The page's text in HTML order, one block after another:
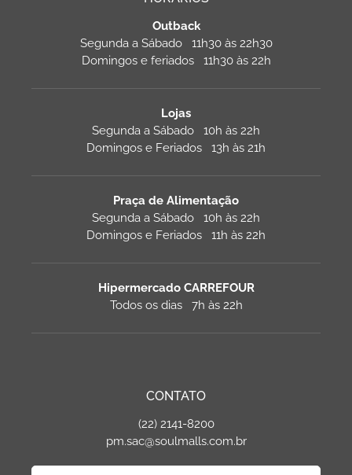
Outback
Segunda a Sábado 11h30 às 22h30
Domingos e feriados 11h30 às 22h
Lojas
Segunda a Sábado 10h às 22h
Domingos e Feriados 13h às 21h
Praça de Alimentação
Segunda a Sábado 10h às 22h
Domingos e Feriados 11h às 22h
Hipermercado CARREFOUR
Todos os dias 7h às 22h
CONTATO
(22) 2141-8200
pm.sac@soulmalls.com.br